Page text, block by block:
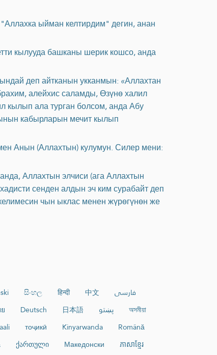
ыйман келтирдим" дегин, анан
кылууда башканы шерик кошсо, анда
деп айтканын укканмын: «Аллахтан
алейхис саламды, Өзүнө халил
кылып ала турган болсом, анда Абу
кабырларын мечит кылып
Анын (Аллахтын) кулумун. Силер мени:
Аллахтын элчиси (ага Аллахтын
сенден алдын эч ким сурабайт деп
чын ыклас менен жүрөгүнөн же
සිංහල हिन्दी 中文
فارسی
Deutsch 日本語 پښتو
অসমীয়া
тоҷикӣ Kinyarwanda
Română
ქართული Македонски
ភាសាខ្មែរ